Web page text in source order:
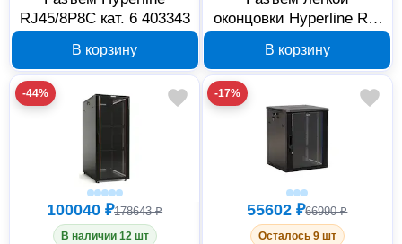
RJ45/8P8C кат. 6 403343
В корзину
оконцовки Hyperline RJ-
В корзину
-44%
100040 ₽178643 ₽
В наличии 12 шт
-17%
55602 ₽66990 ₽
Осталось 9 шт